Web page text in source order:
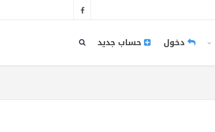
دخول حساب جديد